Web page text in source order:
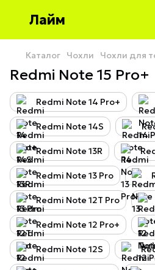
Лайм
Каталог Чохли Чохли для
Redmi Note 15 Pro+
Redmi Note 14 Pro+
Redmi Note 14S
Redmi Note 13R
Redmi Note 13 Pro
Redmi Note 12T Pro
Redmi Note 12 Pro+
Redmi Note 12S